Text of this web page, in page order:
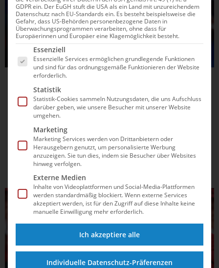
Johannes Liebmann mit Junioren-
Weltrekord EM-Vorlaufschnellster
Auch Lagentalent Noelle Benkler schenkt sich zum 18.
Geburtstag einen Rekord bei den Kurzbahn-
Europameisterschaften im polnischen Lublin. Lies hier alles
über den Vorlaufabschnitt am Freitag.
ALLGEMEIN
GDPR ein. Der EuGH stuft die USA als ein Land mit unzureichendem
Datenschutz nach EU-Standards ein. Es besteht beispielsweise die
Gefahr, dass US-Behörden personenbezogene Daten in
Überwachungsprogrammen verarbeiten, ohne dass für
Europäerinnen und Europäer eine Klagemöglichkeit besteht.
Es folgt eine Liste der Service-Gruppen, für die
Essenziell
Essenzielle Services ermöglichen grundlegende Funktionen
und sind für das ordnungsgemäße Funktionieren der Website
erforderlich.
Statistik
Statistik-Cookies sammeln Nutzungsdaten, die uns Aufschluss
darüber geben, wie unsere Besucher mit unserer Website
umgehen.
Marketing
Marketing Services werden von Drittanbietern oder
Herausgebern genutzt, um personalisierte Werbung
anzuzeigen. Sie tun dies, indem sie Besucher über Websites
hinweg verfolgen.
Externe Medien
Inhalte von Videoplattformen und Social-Media-Plattformen
werden standardmäßig blockiert. Wenn externe Services
akzeptiert werden, ist für den Zugriff auf diese Inhalte keine
manuelle Einwilligung mehr erforderlich.
Ich akzeptiere alle
Individuelle Datenschutz-Präferenzen